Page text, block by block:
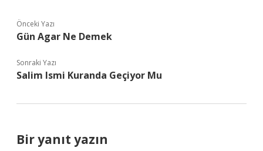
Önceki Yazı
Gün Agar Ne Demek
Sonraki Yazı
Salim Ismi Kuranda Geçiyor Mu
Bir yanıt yazın